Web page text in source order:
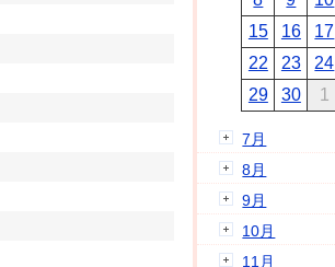
15
16 17
22
23 24
29
30 1
7月
8月
9月
10月
11月